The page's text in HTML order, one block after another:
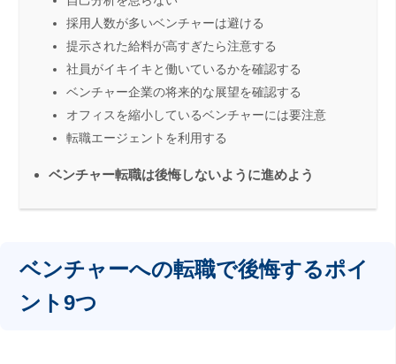
採用人数が多いベンチャーは避ける
提示された給料が高すぎたら注意する
社員がイキイキと働いているかを確認する
ベンチャー企業の将来的な展望を確認する
オフィスを縮小しているベンチャーには要注意
転職エージェントを利用する
ベンチャー転職は後悔しないように進めよう
ベンチャーへの転職で後悔するポイ
ント9つ